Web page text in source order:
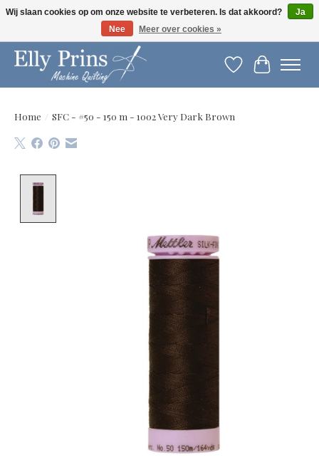
Let op: gewijzigde openingstijden!
Verlanglijst
Home / SFC - #50 - 150 m - 1002 Very Dark Brown
Wij slaan cookies op om onze website te verbeteren. Is dat akkoord?
Ja
Nee
Meer over cookies »